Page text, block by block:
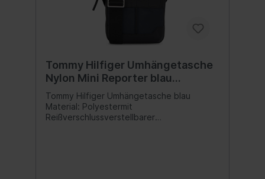
Tommy Hilfiger Umhängetasche
Nylon Mini Reporter blau
ABVERKAUF!
Tommy Hilfiger Umhängetasche blau
Material: Polyestermit
Reißverschlussverstellbarer